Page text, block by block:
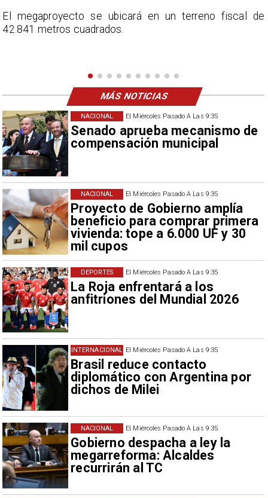
El Miércoles Pasado A Las 9:35
Senado aprueba mecanismo de
compensación municipal
NACIONAL
El Miércoles Pasado A Las 9:35
Proyecto de Gobierno amplía
beneficio para comprar primera
vivienda: tope a 6.000 UF y 30
mil cupos
NACIONAL
El Miércoles Pasado A Las 9:35
La Roja enfrentará a los
anfitriones del Mundial 2026
DEPORTES
El Miércoles Pasado A Las 9:35
Brasil reduce contacto
diplomático con Argentina por
dichos de Milei
INTERNACIONAL
El Miércoles Pasado A Las 9:35
Gobierno despacha a ley la
megarreforma: Alcaldes
recurrirán al TC
NACIONAL
En el programa ESPN F90 Chile, Claudio Bravo ofrece
una visión más moderada sobre las expectativas del
MÁS NOTICIAS